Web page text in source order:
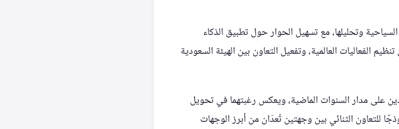
وتحليلها، مع تسهيل الحوار حول تطبيق الذكاء
الفعاليات العالمية، وتفعيل التعاون بين الهيئة السعودية
على مدار السنوات الماضية، ويعكس رغبتهما في تحويل
للتعاون الثنائي بين وجهتين تُعدّان من أبرز الوجهات